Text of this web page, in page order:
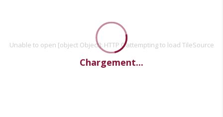
Unable to open [object Object]: HTTP 0 attempting to load TileSource
Chargement...